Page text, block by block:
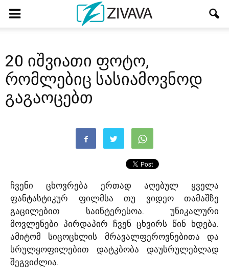
20 იშვიათი ფოტო,
რომლებიც სასიამოვნოდ
გაგაოცებთ
ჩვენი ცხოვრება ერთად აღებულ ყველა
ფანტასტიკურ ფილმსა თუ ვიდეო თამაშზე
გაცილებით საინტერესოა. უნიკალური
მოვლენები პირდაპირ ჩვენ ცხვირს წინ ხდება.
ამიტომ სიცოცხლის მრავალფეროვნებითა და
სრულყოფილებით დატკბობა დაუსრულებლად
შეგვიძლია.